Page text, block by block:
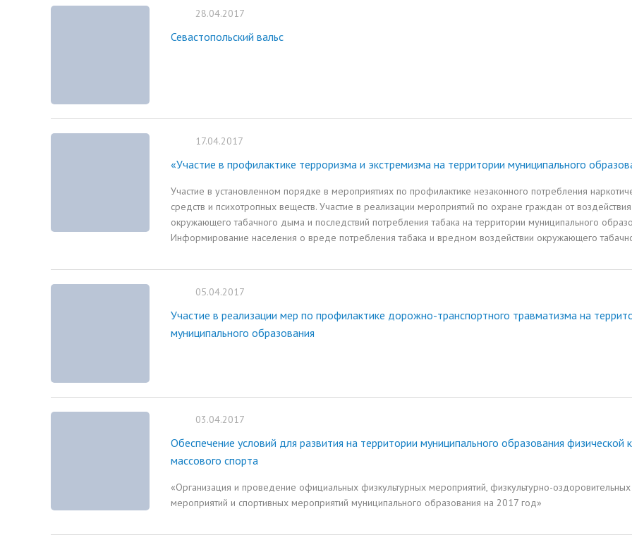
28.04.2017
Севастопольский вальс
17.04.2017
«Участие в профилактике терроризма и экстремизма на территории муниципального
Участие в установленном порядке в мероприятиях по профилактике незаконного потребления
средств и психотропных веществ. Участие в реализации мероприятий по охране граждан от воздействия
окружающего табачного дыма и последствий потребления табака на территории муниципального
Информирование населения о вреде потребления табака и вредном воздействии окружающего
05.04.2017
Участие в реализации мер по профилактике дорожно-транспортного травматизма на
муниципального образования
03.04.2017
Обеспечение условий для развития на территории муниципального образования физической
массового спорта
«Организация и проведение официальных физкультурных мероприятий, физкультурно-оздоровительных
мероприятий и спортивных мероприятий муниципального образования на 2017 год»